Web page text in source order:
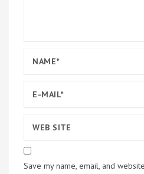
Save my name, email, and